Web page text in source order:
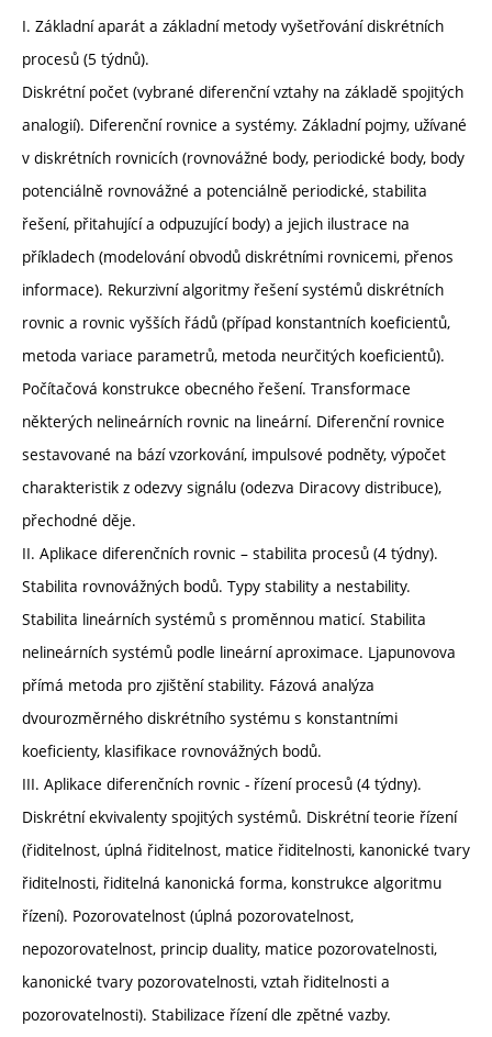
I. Základní aparát a základní metody vyšetřování diskrétních
procesů (5 týdnů).
Diskrétní počet (vybrané diferenční vztahy na základě spojitých
analogií). Diferenční rovnice a systémy. Základní pojmy, užívané
v diskrétních rovnicích (rovnovážné body, periodické body, body
potenciálně rovnovážné a potenciálně periodické, stabilita
řešení, přitahující a odpuzující body) a jejich ilustrace na
příkladech (modelování obvodů diskrétními rovnicemi, přenos
informace). Rekurzivní algoritmy řešení systémů diskrétních
rovnic a rovnic vyšších řádů (případ konstantních koeficientů,
metoda variace parametrů, metoda neurčitých koeficientů).
Počítačová konstrukce obecného řešení. Transformace
některých nelineárních rovnic na lineární. Diferenční rovnice
sestavované na bází vzorkování, impulsové podněty, výpočet
charakteristik z odezvy signálu (odezva Diracovy distribuce),
přechodné děje.
II. Aplikace diferenčních rovnic – stabilita procesů (4 týdny).
Stabilita rovnovážných bodů. Typy stability a nestability.
Stabilita lineárních systémů s proměnnou maticí. Stabilita
nelineárních systémů podle lineární aproximace. Ljapunovova
přímá metoda pro zjištění stability. Fázová analýza
dvourozměrného diskrétního systému s konstantními
koeficienty, klasifikace rovnovážných bodů.
III. Aplikace diferenčních rovnic - řízení procesů (4 týdny).
Diskrétní ekvivalenty spojitých systémů. Diskrétní teorie řízení
(řiditelnost, úplná řiditelnost, matice řiditelnosti, kanonické tvary
řiditelnosti, řiditelná kanonická forma, konstrukce algoritmu
řízení). Pozorovatelnost (úplná pozorovatelnost,
nepozorovatelnost, princip duality, matice pozorovatelnosti,
kanonické tvary pozorovatelnosti, vztah řiditelnosti a
pozorovatelnosti). Stabilizace řízení dle zpětné vazby.